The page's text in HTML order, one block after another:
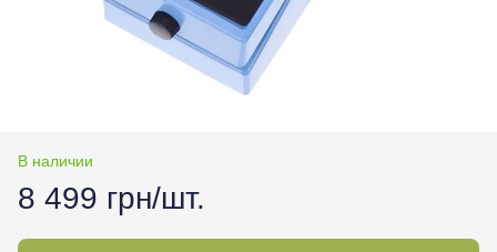
В наличии
8 499 грн/шт.